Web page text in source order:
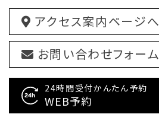
アクセス案内ページへ
お問い合わせフォーム
24時間受付かんたん予約
WEB予約